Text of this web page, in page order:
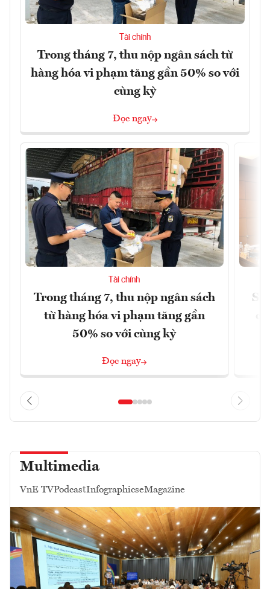
Tài chính
Trong tháng 7, thu nộp ngân sách từ
hàng hóa vi phạm tăng gần 50% so với
cùng kỳ
Đọc ngay
Tài chính
Trong tháng 7, thu nộp ngân sách
từ hàng hóa vi phạm tăng gần
50% so với cùng kỳ
Đọc ngay
Multimedia
VnE TVPodcastInfographicseMagazine